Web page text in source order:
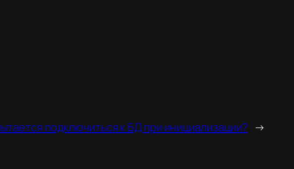
подключиться к БД при инициализации? →